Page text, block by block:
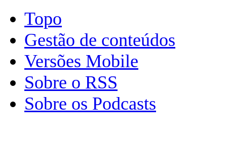
Topo
Gestão de conteúdos
Versões Mobile
Sobre o RSS
Sobre os Podcasts